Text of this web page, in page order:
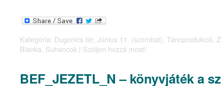
Kategória: Dugonics tér, Június 11. (szombat), Táncprodukció,
Blanka, Suhancok | Szóljon hozzá most!
BEF_JEZETL_N – könyvjáték a